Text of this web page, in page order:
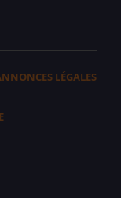
LÉGALES